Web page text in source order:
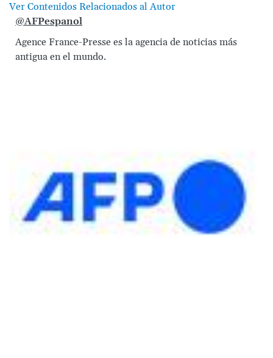
Ver Contenidos Relacionados al Autor
@AFPespanol
Agence France-Presse es la agencia de noticias más
antigua en el mundo.